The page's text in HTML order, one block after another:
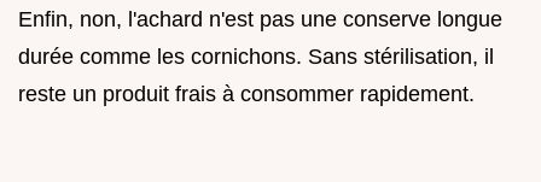
Enfin, non, l'achard n'est pas une conserve longue
durée comme les cornichons. Sans stérilisation, il
reste un produit frais à consommer rapidement.